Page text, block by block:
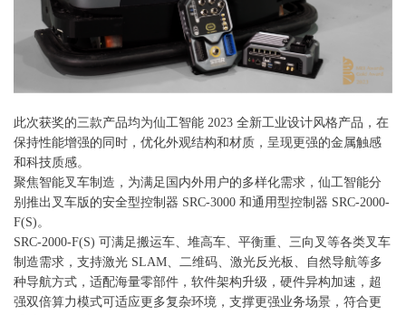
此次获奖的三款产品均为仙工智能 2023 全新工业设计风格产品，在
保持性能增强的同时，优化外观结构和材质，呈现更强的金属触感
和科技质感。
聚焦智能叉车制造，为满足国内外用户的多样化需求，仙工智能分
别推出叉车版的安全型控制器 SRC-3000 和通用型控制器 SRC-2000-
F(S)。
SRC-2000-F(S) 可满足搬运车、堆高车、平衡重、三向叉等各类叉车
制造需求，支持激光 SLAM、二维码、激光反光板、自然导航等多
种导航方式，适配海量零部件，软件架构升级，硬件异构加速，超
强双倍算力模式可适应更多复杂环境，支撑更强业务场景，符合更